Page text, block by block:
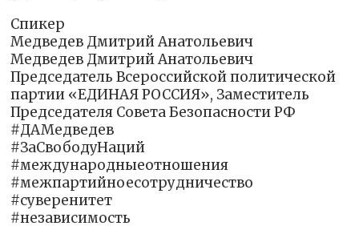
Спикер
Медведев Дмитрий Анатольевич
Медведев Дмитрий Анатольевич
Председатель Всероссийской политической
партии «ЕДИНАЯ РОССИЯ», Заместитель
Председателя Совета Безопасности РФ
#ДАМедведев
#ЗаСвободуНаций
#международныеотношения
#межпартийноесотрудничество
#суверенитет
#независимость